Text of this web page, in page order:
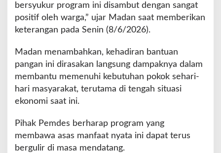
bersyukur program ini disambut dengan sangat
positif oleh warga,” ujar Madan saat memberikan
keterangan pada Senin (8/6/2026).
Madan menambahkan, kehadiran bantuan
pangan ini dirasakan langsung dampaknya dalam
membantu memenuhi kebutuhan pokok sehari-
hari masyarakat, terutama di tengah situasi
ekonomi saat ini.
Pihak Pemdes berharap program yang
membawa asas manfaat nyata ini dapat terus
bergulir di masa mendatang.